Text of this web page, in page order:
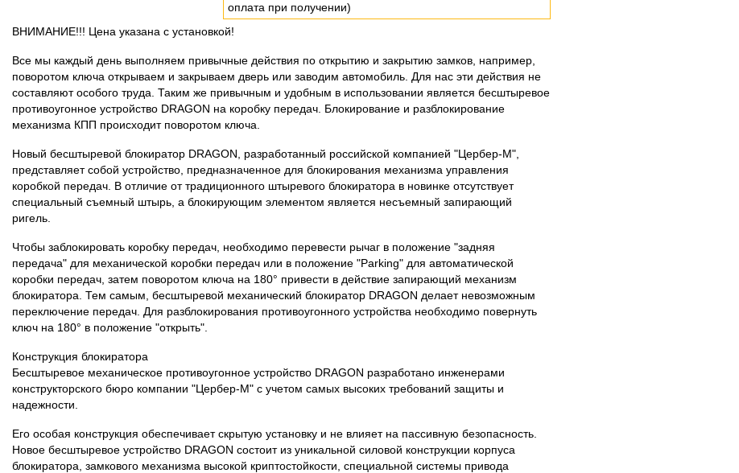
оплата при получении)
ВНИМАНИЕ!!! Цена указана с установкой!
Все мы каждый день выполняем привычные действия по открытию и закрытию замков, например,
поворотом ключа открываем и закрываем дверь или заводим автомобиль. Для нас эти действия не
составляют особого труда. Таким же привычным и удобным в использовании является бесштыревое
противоугонное устройство DRAGON на коробку передач. Блокирование и разблокирование
механизма КПП происходит поворотом ключа.
Новый бесштыревой блокиратор DRAGON, разработанный российской компанией "Цербер-М",
представляет собой устройство, предназначенное для блокирования механизма управления
коробкой передач. В отличие от традиционного штыревого блокиратора в новинке отсутствует
специальный съемный штырь, а блокирующим элементом является несъемный запирающий
ригель.
Чтобы заблокировать коробку передач, необходимо перевести рычаг в положение "задняя
передача" для механической коробки передач или в положение "Parking" для автоматической
коробки передач, затем поворотом ключа на 180° привести в действие запирающий механизм
блокиратора. Тем самым, бесштыревой механический блокиратор DRAGON делает невозможным
переключение передач. Для разблокирования противоугонного устройства необходимо повернуть
ключ на 180° в положение "открыть".
Конструкция блокиратора
Бесштыревое механическое противоугонное устройство DRAGON разработано инженерами
конструкторского бюро компании "Цербер-М" с учетом самых высоких требований защиты и
надежности.
Его особая конструкция обеспечивает скрытую установку и не влияет на пассивную безопасность.
Новое бесштыревое устройство DRAGON состоит из уникальной силовой конструкции корпуса
блокиратора, замкового механизма высокой криптостойкости, специальной системы привода